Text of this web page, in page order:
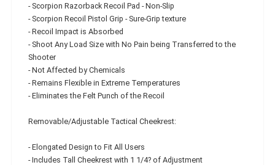
- Scorpion Razorback Recoil Pad - Non-Slip
- Scorpion Recoil Pistol Grip - Sure-Grip texture
- Recoil Impact is Absorbed
- Shoot Any Load Size with No Pain being Transferred to the
Shooter
- Not Affected by Chemicals
- Remains Flexible in Extreme Temperatures
- Eliminates the Felt Punch of the Recoil
Removable/Adjustable Tactical Cheekrest:
- Elongated Design to Fit All Users
- Includes Tall Cheekrest with 1 1/4? of Adjustment